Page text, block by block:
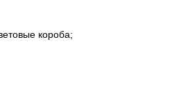
короба;